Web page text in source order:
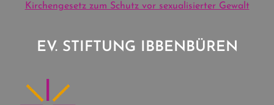
Kirchengesetz zum Schutz vor sexualisierter Gewalt
EV. STIFTUNG IBBENBÜREN